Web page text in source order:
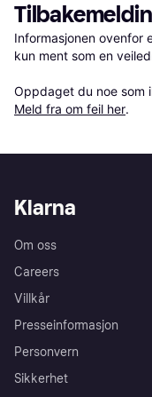
Informasjonen ovenfor
kun ment som en
Oppdaget du noe som
Meld fra om feil her.
Klarna
Om oss
Careers
Villkår
Presseinformasjon
Personvern
Sikkerhet